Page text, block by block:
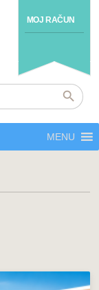
MOJ RAČUN
MENU